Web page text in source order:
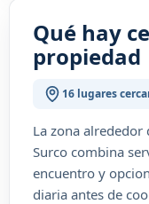
Qué hay
propiedad
16 lugares
La zona alrededor
Surco combina
encuentro y
diaria antes de